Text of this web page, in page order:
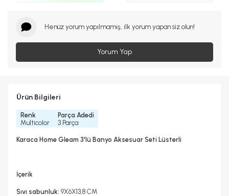
Henüz yorum yapılmamış, ilk yorum yapan siz olun!
Yorum Yap
Ürün Bilgileri
Renk
Multicolor
Parça Adedi
3 Parça
Karaca Home Gleam 3'lü Banyo Aksesuar Seti Lüsterli
İçerik
Sıvı sabunluk: 9X6X13,8 CM